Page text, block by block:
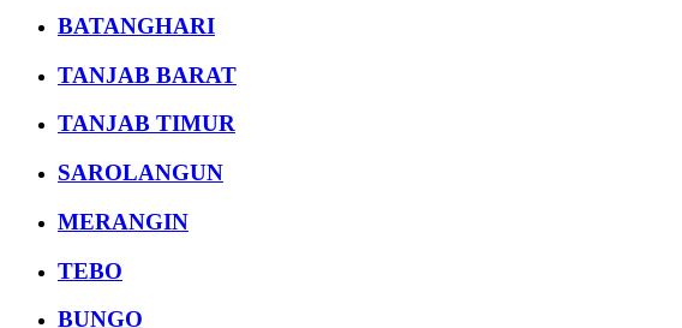
BATANGHARI
TANJAB BARAT
TANJAB TIMUR
SAROLANGUN
MERANGIN
TEBO
BUNGO